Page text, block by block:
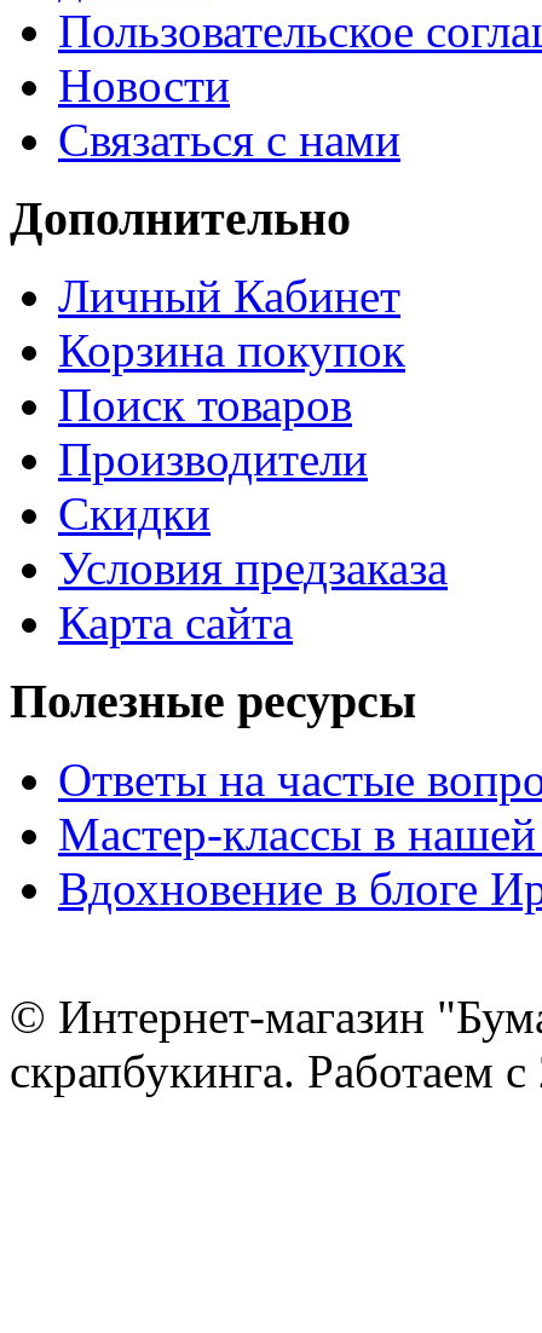
Пользовательское
Новости
Связаться с нами
Дополнительно
Личный Кабинет
Корзина покупок
Поиск товаров
Производители
Скидки
Условия предзаказа
Карта сайта
Полезные ресурсы
Ответы на частые
Мастер-классы в нашей
Вдохновение в блоге
© Интернет-магазин
скрапбукинга. Работаем с